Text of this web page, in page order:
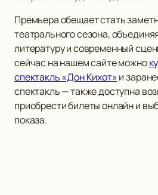
Премьера обещает стать
театрального сезона,
литературу и современный
сейчас на нашем сайте можно
спектакль «Дон Кихот»и
спектакль — также доступна
приобрести билеты онлайн и
показа.